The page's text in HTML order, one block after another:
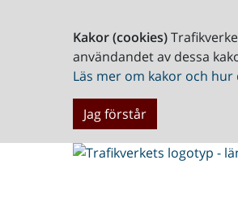
Kakor (cookies)
användandet av dessa
Läs mer om kakor och
Jag förstår